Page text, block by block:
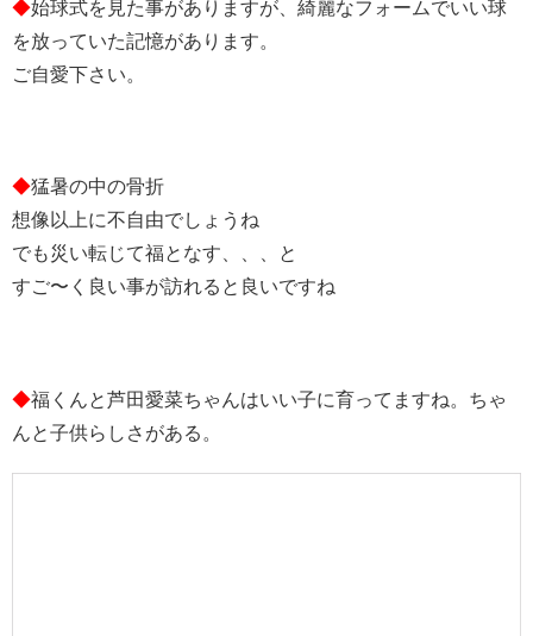
◆始球式を見た事がありますが、綺麗なフォームでいい球
を放っていた記憶があります。
ご自愛下さい。
◆猛暑の中の骨折
想像以上に不自由でしょうね
でも災い転じて福となす、、、と
すご〜く良い事が訪れると良いですね
◆福くんと芦田愛菜ちゃんはいい子に育ってますね。ちゃ
んと子供らしさがある。